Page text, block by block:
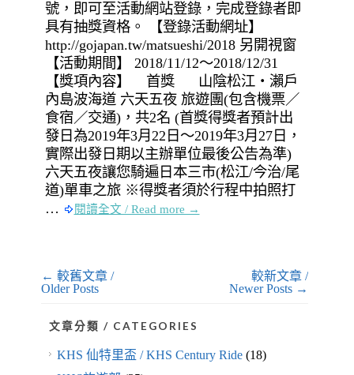
號，即可至活動網站登錄，完成登錄者即
具有抽獎資格。 【登錄活動網址】
http://gojapan.tw/matsueshi/2018 另開視窗
【活動期間】 2018/11/12～2018/12/31
【獎項內容】 首獎 山陰松江・瀨戶
內島波海道 六天五夜 旅遊團(包含機票／
食宿／交通)，共2名 (首獎得獎者預計出
發日為2019年3月22日～2019年3月27日，
實際出發日期以主辦單位最後公告為準)
六天五夜讓您騎遍日本三市(松江/今治/尾
道)單車之旅 ※得獎者須於行程中拍照打
…
閱讀全文 / Read more →
← 較舊文章 /
Older Posts
較新文章 /
Newer Posts →
文章分類 / CATEGORIES
KHS 仙特里盃 / KHS Century Ride(18)